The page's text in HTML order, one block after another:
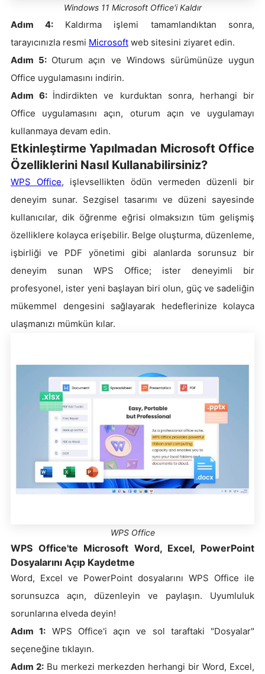
Windows 11 Microsoft Office'i Kaldır
Adım 4: Kaldırma işlemi tamamlandıktan sonra,
tarayıcınızla resmi Microsoft web sitesini ziyaret edin.
Adım 5: Oturum açın ve Windows sürümünüze uygun
Office uygulamasını indirin.
Adım 6: İndirdikten ve kurduktan sonra, herhangi bir
Office uygulamasını açın, oturum açın ve uygulamayı
kullanmaya devam edin.
Etkinleştirme Yapılmadan Microsoft Office
Özelliklerini Nasıl Kullanabilirsiniz?
WPS Office, işlevsellikten ödün vermeden düzenli bir
deneyim sunar. Sezgisel tasarımı ve düzeni sayesinde
kullanıcılar, dik öğrenme eğrisi olmaksızın tüm gelişmiş
özelliklere kolayca erişebilir. Belge oluşturma, düzenleme,
işbirliği ve PDF yönetimi gibi alanlarda sorunsuz bir
deneyim sunan WPS Office; ister deneyimli bir
profesyonel, ister yeni başlayan biri olun, güç ve sadeliğin
mükemmel dengesini sağlayarak hedeflerinize kolayca
ulaşmanızı mümkün kılar.
WPS Office
WPS Office'te Microsoft Word, Excel, PowerPoint
Dosyalarını Açıp Kaydetme
Word, Excel ve PowerPoint dosyalarını WPS Office ile
sorunsuzca açın, düzenleyin ve paylaşın. Uyumluluk
sorunlarına elveda deyin!
Adım 1: WPS Office'i açın ve sol taraftaki "Dosyalar"
seçeneğine tıklayın.
Adım 2: Bu merkezi merkezden herhangi bir Word, Excel,